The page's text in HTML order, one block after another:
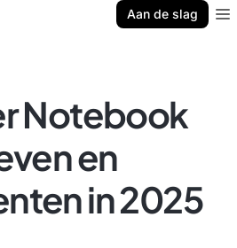
Aan de slag
Notebook
en
in 2025